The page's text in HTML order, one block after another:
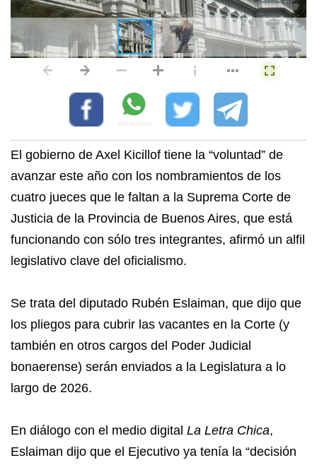
El gobierno de Axel Kicillof tiene la “voluntad” de
avanzar este año con los nombramientos de los
cuatro jueces que le faltan a la Suprema Corte de
Justicia de la Provincia de Buenos Aires, que está
funcionando con sólo tres integrantes, afirmó un alfil
legislativo clave del oficialismo.
Se trata del diputado Rubén Eslaiman, que dijo que
los pliegos para cubrir las vacantes en la Corte (y
también en otros cargos del Poder Judicial
bonaerense) serán enviados a la Legislatura a lo
largo de 2026.
En diálogo con el medio digital La Letra Chica,
Eslaiman dijo que el Ejecutivo ya tenía la “decisión